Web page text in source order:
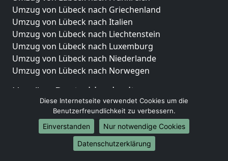
Umzug von Lübeck nach Griechenland
Umzug von Lübeck nach Italien
Umzug von Lübeck nach Liechtenstein
Umzug von Lübeck nach Luxemburg
Umzug von Lübeck nach Niederlande
Umzug von Lübeck nach Norwegen
Umzüge-Deutschlandweit
Umzug von Lübeck nach Berlin
Umzug von Lübeck nach Hamburg
Umzug von Lübeck nach München
Umzug von Lübeck nach Köln
Diese Internetseite verwendet Cookies um die
Benutzerfreundlichkeit zu verbessern.
Einverstanden
Nur notwendige Cookies
Datenschutzerklärung